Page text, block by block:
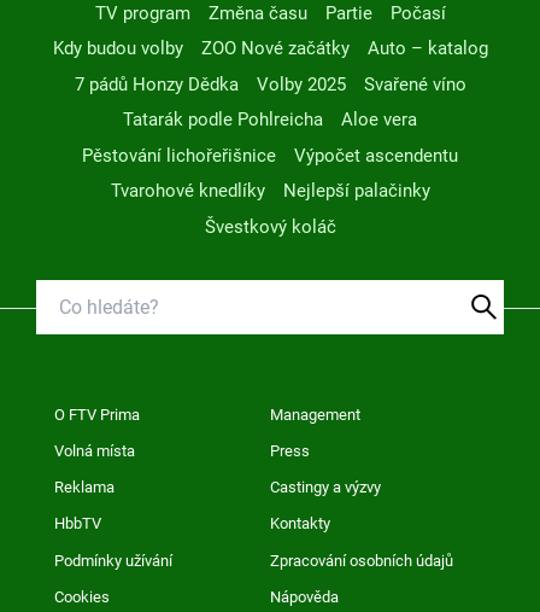
TV program
Změna času Partie
Počasí
Kdy budou volby
ZOO Nové začátky
Auto – katalog
7 pádů Honzy Dědka
Volby 2025
Svařené víno
Tatarák podle Pohlreicha
Aloe vera
Pěstování lichořeřišnice
Výpočet ascendentu
Tvarohové knedlíky
Nejlepší palačinky
Švestkový koláč
O FTV Prima Management
Volná místa Press
Reklama Castingy a výzvy
HbbTV Kontakty
Podmínky užívání Zpracování osobních údajů
Cookies Nápověda